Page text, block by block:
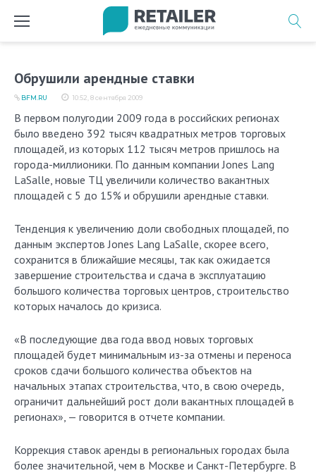
Обрушили арендные ставки
10:52, 8 сентября 2009
BFM.RU
В первом полугодии 2009 года в российских регионах
было введено 392 тысяч квадратных метров торговых
площадей, из которых 112 тысяч метров пришлось на
города-миллионики. По данным компании Jones Lang
LaSalle, новые ТЦ увеличили количество вакантных
площадей с 5 до 15% и обрушили арендные ставки.
Тенденция к увеличению доли свободных площадей, по
данным экспертов Jones Lang LaSalle, скорее всего,
сохранится в ближайшие месяцы, так как ожидается
завершение строительства и сдача в эксплуатацию
большого количества торговых центров, строительство
которых началось до кризиса.
«В последующие два года ввод новых торговых
площадей будет минимальным из-за отмены и переноса
сроков сдачи большого количества объектов на
начальных этапах строительства, что, в свою очередь,
ограничит дальнейший рост доли вакантных площадей в
регионах», — говорится в отчете компании.
Коррекция ставок аренды в региональных городах была
более значительной, чем в Москве и Санкт-Петербурге. В